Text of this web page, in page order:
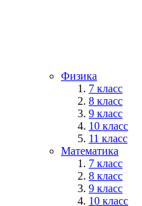
Физика
7 класс
8 класс
9 класс
10 класс
11 класс
Математика
7 класс
8 класс
9 класс
10 класс